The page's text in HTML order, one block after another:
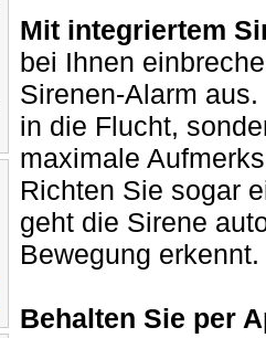
Mit integriertem
bei Ihnen
Sirenen-Alarm
in die Flucht,
maximale
Richten Sie sogar
geht die Sirene
Bewegung erkennt.
Behalten Sie per